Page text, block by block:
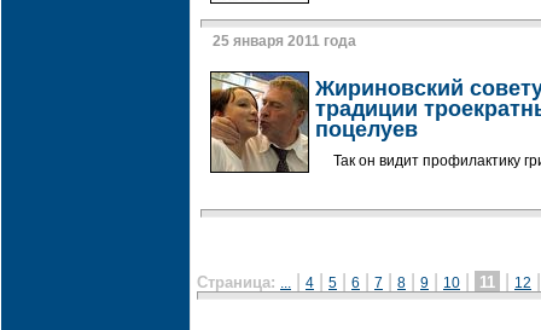
25 января 2011 года
Жириновский
традиции
поцелуев
Так он видит профилактику
Страница: ... 4 5 6 7 8 9 10 11 12